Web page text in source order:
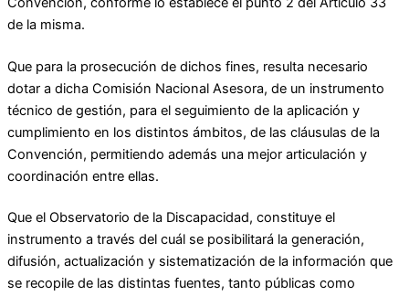
de la misma.
Que para la prosecución de dichos fines, resulta necesario
dotar a dicha Comisión Nacional Asesora, de un instrumento
técnico de gestión, para el seguimiento de la aplicación y
cumplimiento en los distintos ámbitos, de las cláusulas de la
Convención, permitiendo además una mejor articulación y
coordinación entre ellas.
Que el Observatorio de la Discapacidad, constituye el
instrumento a través del cuál se posibilitará la generación,
difusión, actualización y sistematización de la información que
se recopile de las distintas fuentes, tanto públicas como